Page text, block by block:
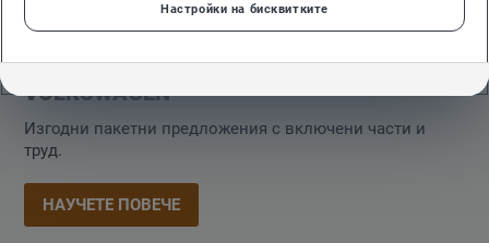
ОФЕРТИ
ПРОГРАМАТА СЕРВИЗ 4+ НА
VOLKSWAGEN
Изгодни пакетни предложения с включени части и
труд.
НАУЧЕТЕ ПОВЕЧЕ
Настройки на бисквитките